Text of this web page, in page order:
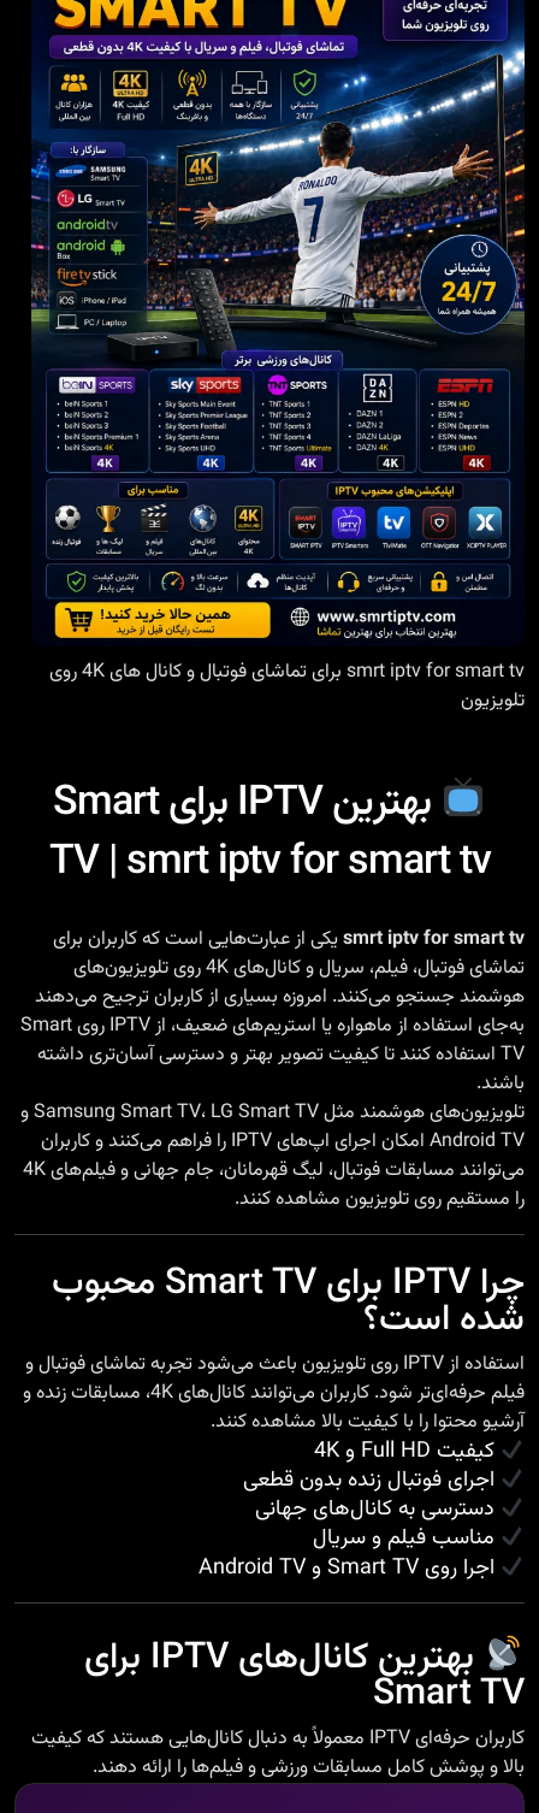
smrt iptv for smart tv برای تماشای فوتبال و کانال های 4K روی
تلویزیون
بهترین IPTV برای Smart
TV | smrt iptv for smart tv
smrt iptv for smart tvیکی از عبارت‌هایی است که کاربران برای
تماشای فوتبال، فیلم، سریال و کانال‌های 4K روی تلویزیون‌های
هوشمند جستجو می‌کنند. امروزه بسیاری از کاربران ترجیح می‌دهند
به‌جای استفاده از ماهواره یا استریم‌های ضعیف، از IPTV روی Smart
TV استفاده کنند تا کیفیت تصویر بهتر و دسترسی آسان‌تری داشته
باشند.
تلویزیون‌های هوشمند مثل Samsung Smart TV، LG Smart TV و
Android TV امکان اجرای اپ‌های IPTV را فراهم می‌کنند و کاربران
می‌توانند مسابقات فوتبال، لیگ قهرمانان، جام جهانی و فیلم‌های 4K
را مستقیم روی تلویزیون مشاهده کنند.
چرا IPTV برای Smart TV محبوب
شده است؟
استفاده از IPTV روی تلویزیون باعث می‌شود تجربه تماشای فوتبال و
فیلم حرفه‌ای‌تر شود. کاربران می‌توانند کانال‌های 4K، مسابقات زنده و
آرشیو محتوا را با کیفیت بالا مشاهده کنند.
کیفیت Full HD و 4K
اجرای فوتبال زنده بدون قطعی
دسترسی به کانال‌های جهانی
مناسب فیلم و سریال
اجرا روی Smart TV و Android TV
بهترین کانال‌های IPTV برای
Smart TV
کاربران حرفه‌ای IPTV معمولاً به دنبال کانال‌هایی هستند که کیفیت
بالا و پوشش کامل مسابقات ورزشی و فیلم‌ها را ارائه دهند.